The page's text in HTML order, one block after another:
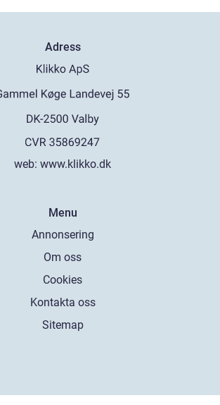
Adress
web: www.klikko.dk
Menu
Annonsering
Om oss
Cookies
Kontakta oss
Sitemap